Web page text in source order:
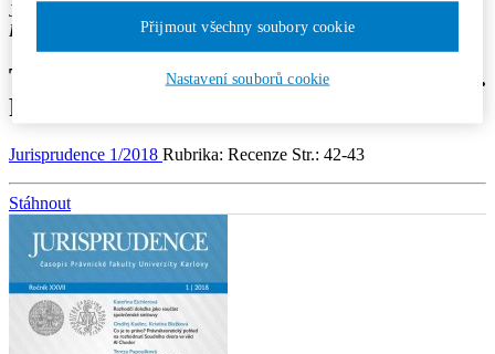
Jaroslav Benák
Pracoviště autora: Právnická fakulta Masarykovy univerzity v Brně
Tretera, J. R. – Horák, Z. Konfesní právo.
Praha: Leges, 2015
Jurisprudence 1/2018 Rubrika: Recenze Str.: 42-43
Stáhnout
Nastavení souborů cookie
Přijmout všechny soubory cookie